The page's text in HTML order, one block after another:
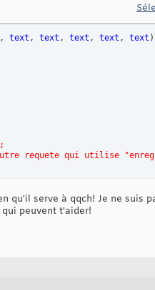
, text , text , text , text , text )
requete qui utilise
qu'il serve à qqch! Je ne suis
peuvent t'aider!